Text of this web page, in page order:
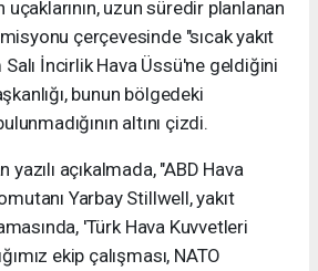
uçaklarının, uzun süredir planlanan
çerçevesinde "sıcak yakıt
İncirlik Hava Üssü'ne geldiğini
bunun bölgedeki
altını çizdi.
yazılı açıkalmada, "ABD Hava
Yarbay Stillwell, yakıt
'Türk Hava Kuvvetleri
ekip çalışması, NATO